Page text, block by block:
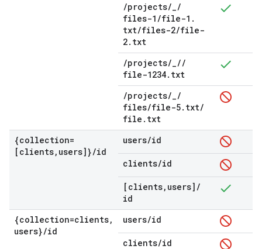
/projects/_/
files-1 /file-1 .
txt/files-2/file-
2. txt
/projects/_//
file-1234. txt
/projects/_/
files/file-5. txt/
file . txt
{collection=
[clients, users]}/id
users/id
clients/id
[clients, users] /
id
{collection=clients,
users}/id
users/id
clients/id